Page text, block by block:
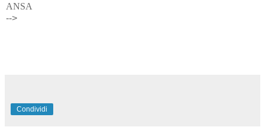
ANSA
-->
Condividi